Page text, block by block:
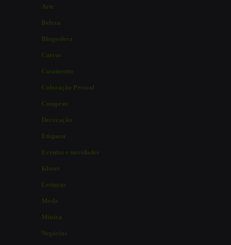
Arte
Beleza
Blogosfera
Carros
Casamento
Coloração Pessoal
Compras
Decoração
Etiqueta
Eventos e novidades
Kloset
Leituras
Moda
Música
Negócios